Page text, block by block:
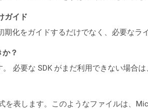
ガイド
化をガイドするだけでなく、必要なラ
？
必要な SDK がまだ利用できない場合は
表します。このようなファイルは、